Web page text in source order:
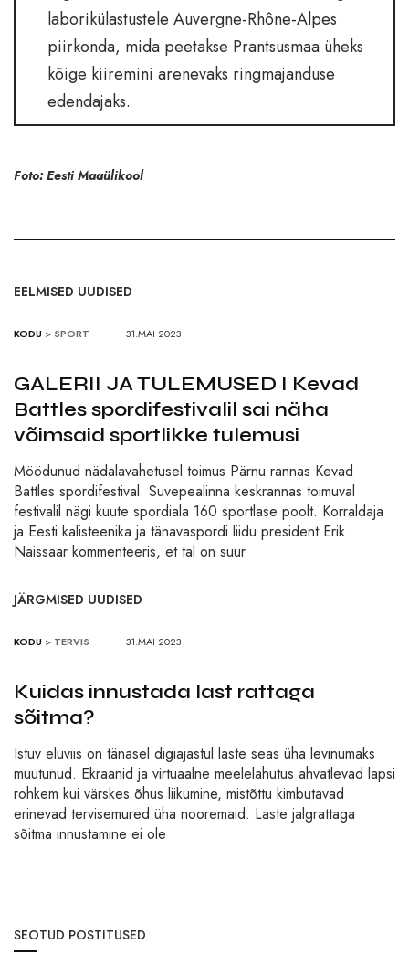
laborikülastustele Auvergne-Rhône-Alpes
piirkonda, mida peetakse Prantsusmaa üheks
kõige kiiremini arenevaks ringmajanduse
edendajaks.
Foto: Eesti Maaülikool
EELMISED UUDISED
KODU > SPORT 31.MAI 2023
GALERII JA TULEMUSED I Kevad
Battles spordifestivalil sai näha
võimsaid sportlikke tulemusi
Möödunud nädalavahetusel toimus Pärnu rannas Kevad
Battles spordifestival. Suvepealinna keskrannas toimuval
festivalil nägi kuute spordiala 160 sportlase poolt. Korraldaja
ja Eesti kalisteenika ja tänavaspordi liidu president Erik
Naissaar kommenteeris, et tal on suur
JÄRGMISED UUDISED
KODU > TERVIS 31.MAI 2023
Kuidas innustada last rattaga
sõitma?
Istuv eluviis on tänasel digiajastul laste seas üha levinumaks
muutunud. Ekraanid ja virtuaalne meelelahutus ahvatlevad lapsi
rohkem kui värskes õhus liikumine, mistõttu kimbutavad
erinevad tervisemured üha nooremaid. Laste jalgrattaga
sõitma innustamine ei ole
SEOTUD POSTITUSED